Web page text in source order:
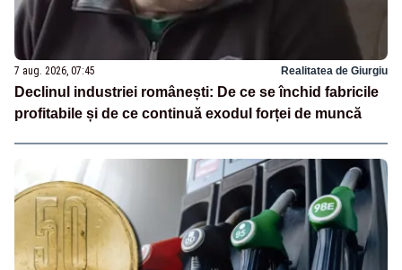
7 aug. 2026, 07:45 Realitatea de Giurgiu
Declinul industriei românești: De ce se închid fabricile
profitabile și de ce continuă exodul forței de muncă